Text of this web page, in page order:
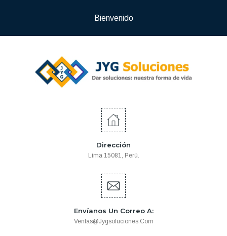
Bienvenido
Dirección
Lima 15081, Perú.
Envíanos Un Correo A:
Ventas@jygsoluciones.com